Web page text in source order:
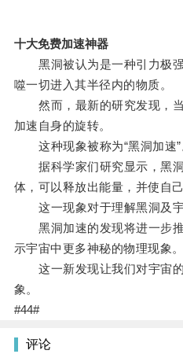
十大免费加速神器
黑洞被认为是一种引力极强
噬一切进入其半径内的物质。
然而，最新的研究发现，当
加速自身的旋转。
这种现象被称为“黑洞加速”
据科学家们研究显示，黑洞
体，可以释放出能量，并使自己
这一现象对于理解黑洞及宇
黑洞加速的发现将进一步推
示宇宙中更多神秘的物理现象。
这一新发现让我们对宇宙的
象。
#44#
评论